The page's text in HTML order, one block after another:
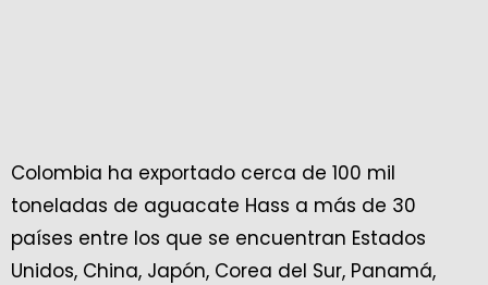
Colombia ha exportado cerca de 100 mil
toneladas de aguacate Hass a más de 30
países entre los que se encuentran Estados
Unidos, China, Japón, Corea del Sur, Panamá,